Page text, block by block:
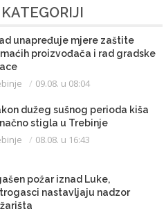
unapređuje mjere zaštite
proizvođača i rad gradske
09.08. u 08:04
dužeg sušnog perioda kiša
stigla u Trebinje
08.08. u 16:43
požar iznad Luke,
nastavljaju nadzor